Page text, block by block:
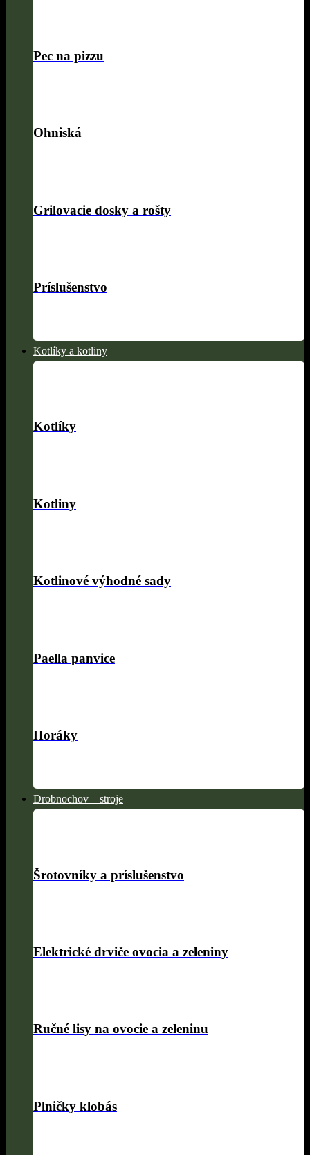
Pec na pizzu
Ohniská
Grilovacie dosky a rošty
Príslušenstvo
Kotlíky a kotliny
Kotlíky
Kotliny
Kotlinové výhodné sady
Paella panvice
Horáky
Drobnochov – stroje
Šrotovníky a príslušenstvo
Elektrické drviče ovocia a zeleniny
Ručné lisy na ovocie a zeleninu
Plničky klobás